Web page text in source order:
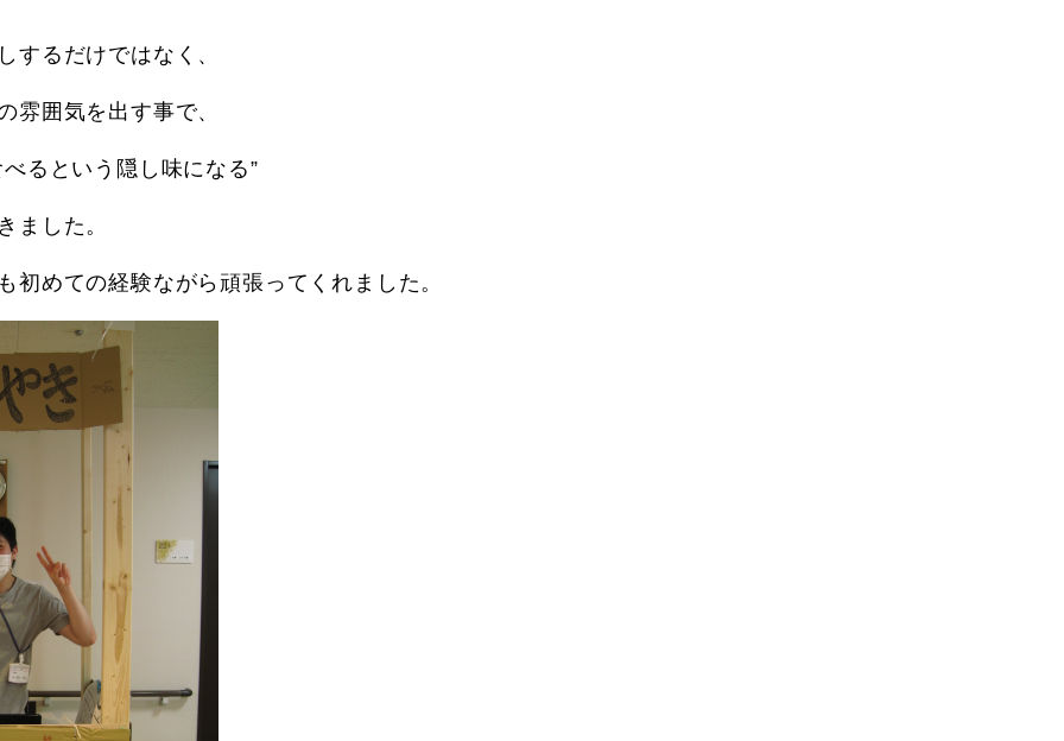
するだけではなく、
雰囲気を出す事で、
るという隠し味になる”
ました。
初めての経験ながら頑張ってくれました。